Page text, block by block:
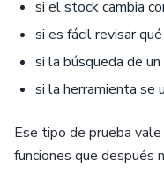
si el stock cambia
si es fácil revisar
si la búsqueda de
si la herramienta se
Ese tipo de prueba
funciones que después